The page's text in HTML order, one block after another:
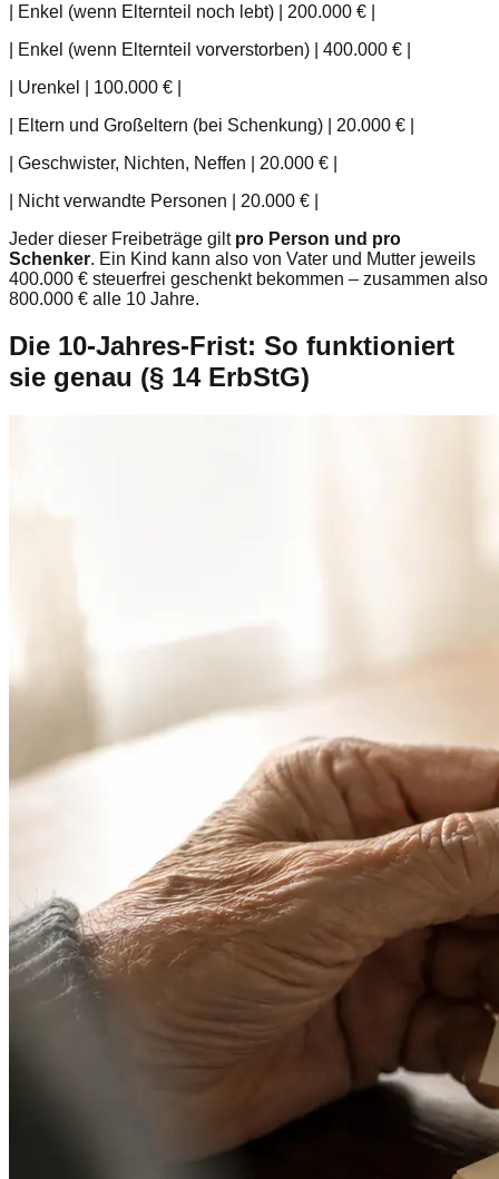
| Enkel (wenn Elternteil noch lebt) | 200.000 € |
| Enkel (wenn Elternteil vorverstorben) | 400.000 € |
| Urenkel | 100.000 € |
| Eltern und Großeltern (bei Schenkung) | 20.000 € |
| Geschwister, Nichten, Neffen | 20.000 € |
| Nicht verwandte Personen | 20.000 € |
Jeder dieser Freibeträge gilt pro Person und pro
Schenker. Ein Kind kann also von Vater und Mutter jeweils
400.000 € steuerfrei geschenkt bekommen – zusammen also
800.000 € alle 10 Jahre.
Die 10-Jahres-Frist: So funktioniert
sie genau (§ 14 ErbStG)